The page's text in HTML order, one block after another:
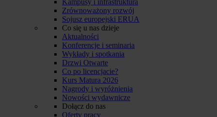
Zrównoważony rozwój
Sojusz europejski ERUA
Co się u nas dzieje
Aktualności
Konferencje i seminaria
Wykłady i spotkania
Drzwi Otwarte
Co po licencjacie?
Kurs Matura 2026
Nagrody i wyróżnienia
Nowości wydawnicze
Dołącz do nas
Oferty pracy